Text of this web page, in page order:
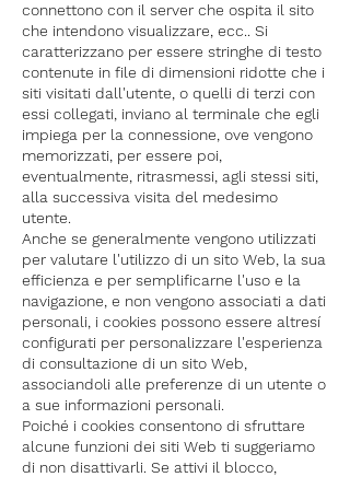
connettono con il server che ospita il sito
che intendono visualizzare, ecc.. Si
caratterizzano per essere stringhe di testo
contenute in file di dimensioni ridotte che i
siti visitati dall'utente, o quelli di terzi con
essi collegati, inviano al terminale che egli
impiega per la connessione, ove vengono
memorizzati, per essere poi,
eventualmente, ritrasmessi, agli stessi siti,
alla successiva visita del medesimo
utente.
Anche se generalmente vengono utilizzati
per valutare l'utilizzo di un sito Web, la sua
efficienza e per semplificarne l'uso e la
navigazione, e non vengono associati a dati
personali, i cookies possono essere altresí
configurati per personalizzare l'esperienza
di consultazione di un sito Web,
associandoli alle preferenze di un utente o
a sue informazioni personali.
Poiché i cookies consentono di sfruttare
alcune funzioni dei siti Web ti suggeriamo
di non disattivarli. Se attivi il blocco,